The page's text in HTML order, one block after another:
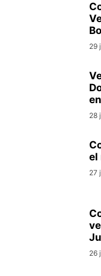
29
28
el
27
26